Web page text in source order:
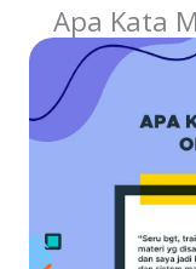
Apa Kata